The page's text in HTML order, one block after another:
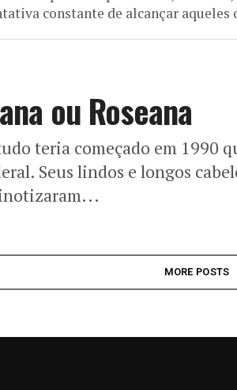
constante de alcançar aqueles
ou Roseana
teria começado em 1990
Seus lindos e longos
MORE POSTS